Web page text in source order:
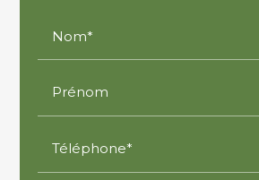
Nom*
Prénom
Téléphone*